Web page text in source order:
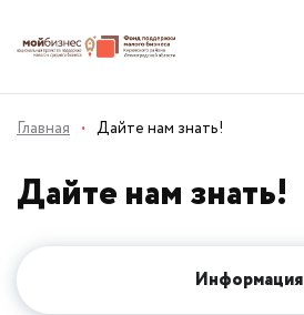
Главная · Дайте нам знать!
Дайте нам знать!
Информация